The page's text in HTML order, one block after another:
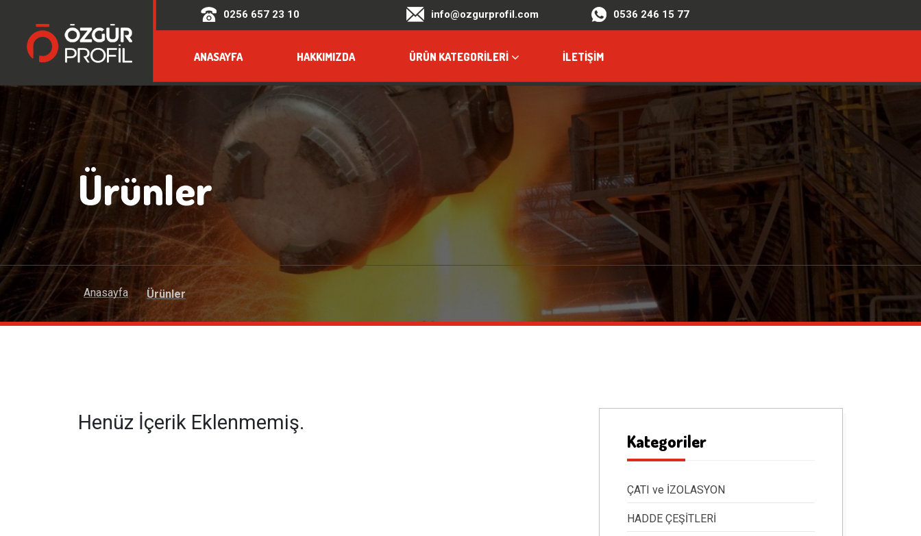
0256 657 23 10 info@ozgurprofil.com 0536 246 15 77
ANASAYFA HAKKIMIZDA ÜRÜN KATEGORILERI İLETIŞIM
Ürünler
Anasayfa Ürünler
Henüz İçerik Eklenmemiş.
Kategoriler
ÇATI ve İZOLASYON
HADDE ÇEŞİTLERİ